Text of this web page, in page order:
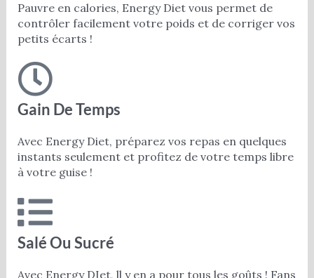
Pauvre en calories, Energy Diet vous permet de
contrôler facilement votre poids et de corriger vos
petits écarts !
Gain De Temps
Avec Energy Diet, préparez vos repas en quelques
instants seulement et profitez de votre temps libre
à votre guise !
Salé Ou Sucré
Avec Energy DIet, ll y en a pour tous les goûts ! Fans